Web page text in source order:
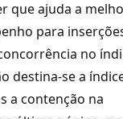
que ajuda a
para
no
destina-se a
a contenção na